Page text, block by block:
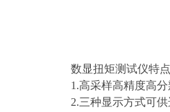
数显扭矩测试仪特
1.高采样高精度高
2.三种显示方式可